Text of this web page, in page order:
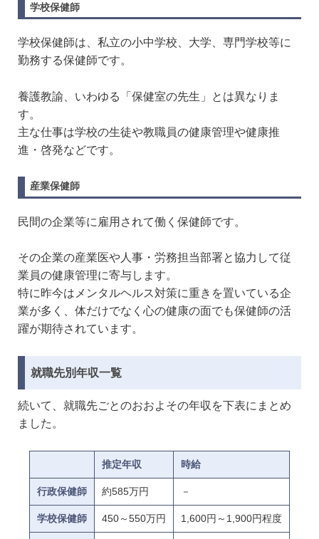
学校保健師
学校保健師は、私立の小中学校、大学、専門学校等に
勤務する保健師です。
養護教諭、いわゆる「保健室の先生」とは異なりま
す。
主な仕事は学校の生徒や教職員の健康管理や健康推
進・啓発などです。
産業保健師
民間の企業等に雇用されて働く保健師です。
その企業の産業医や人事・労務担当部署と協力して従
業員の健康管理に寄与します。
特に昨今はメンタルヘルス対策に重きを置いている企
業が多く、体だけでなく心の健康の面でも保健師の活
躍が期待されています。
就職先別年収一覧
続いて、就職先ごとのおおよその年収を下表にまとめ
ました。
推定年収 時給
行政保健師 約585万円 －
学校保健師 450～550万円 1,600円～1,900円程度